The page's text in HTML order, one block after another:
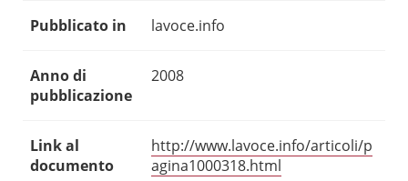
Pubblicato in lavoce.info
Anno di
pubblicazione
2008
Link al
documento
http://www.lavoce.info/articoli/p
agina1000318.html